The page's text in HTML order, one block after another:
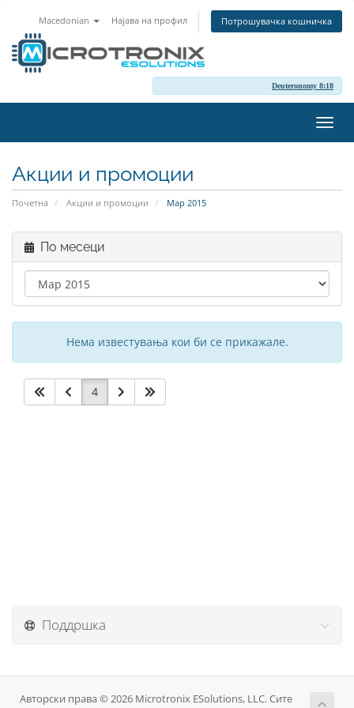
Macedonian Најава на профил Потрошувачка кошничка
Deuteronomy 8:18
ја
Акции и промоции
Почетна Акции и промоции Мар 2015
По месеци
Нема известувања кои би се прикажале.
4
Поддршка
Авторски права © 2026 Microtronix ESolutions, LLC. Сите